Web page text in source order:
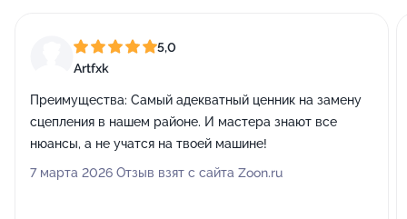
5,0
Artfxk
Преимущества: Самый адекватный ценник на замену
сцепления в нашем районе. И мастера знают все
нюансы, а не учатся на твоей машине!
7 марта 2026 Отзыв взят с сайта Zoon.ru